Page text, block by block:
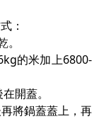
：
的米加上6800-
開蓋。
將鍋蓋蓋上，再